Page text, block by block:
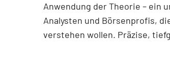
Anwendung der Theorie – ein
Analysten und Börsenprofis,
verstehen wollen. Präzise,